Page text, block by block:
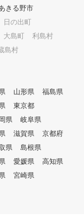
きる野市
の出町
大島町
利島村
島村
山形県
福島県
東京都
県
岐阜県
滋賀県
京都府
県
島根県
愛媛県
高知県
宮崎県